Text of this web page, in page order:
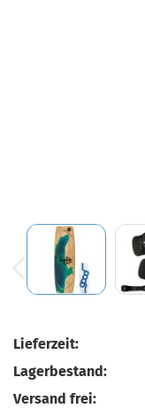
Lieferzeit:
Lagerbestand:
Versand frei: